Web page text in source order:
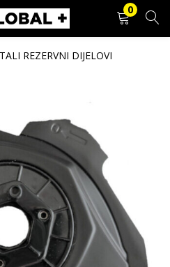
0
REGISTRACIJA
Prijava
lozinka?
REZERVNI DIJELOVI